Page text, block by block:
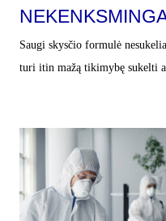
Saugi skysčio formulė
turi itin mažą tikimybę sukelti